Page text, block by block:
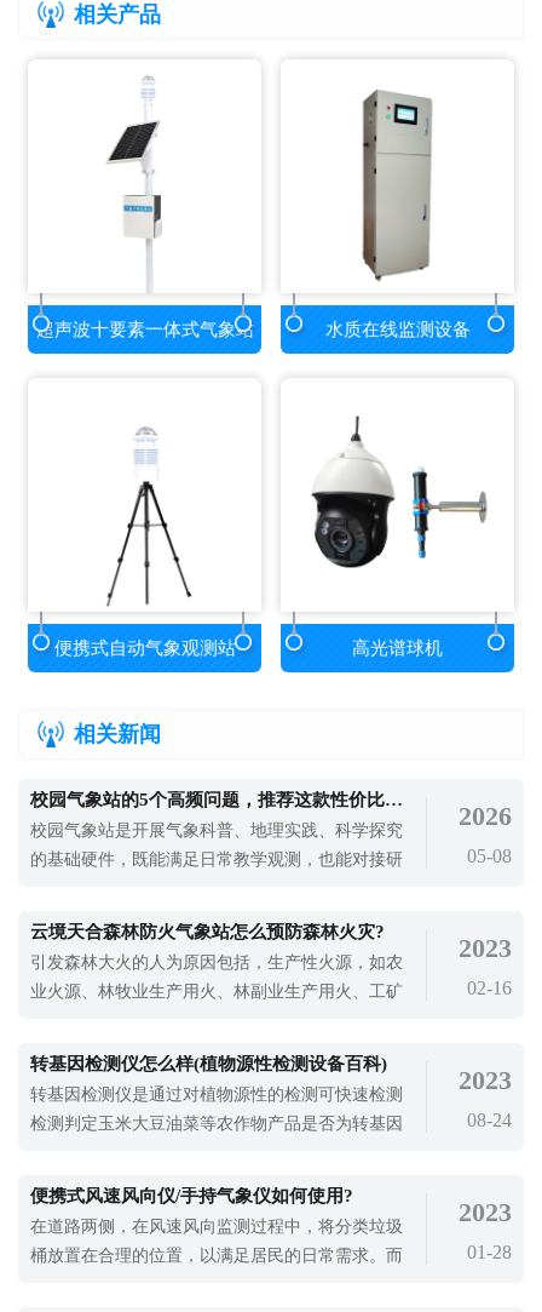
相关产品
超声波十要素一体式气象站 水质在线监测设备
便携式自动气象观测站 高光谱球机
相关新闻
校园气象站的5个高频问题，推荐这款性价比高的设备
校园气象站是开展气象科普、地理实践、科学探究
的基础硬件，既能满足日常教学观测，也能对接研
下面集中解答。Q1：校园气象站一般能测哪些参
数？核心覆盖多类气象、土壤、空气质量相关参
数，常规配置可满足教学与基础科研，具体可测
2026
05-08
云境天合森林防火气象站怎么预防森林火灾?
引发森林大火的人为原因包括，生产性火源，如农
业火源、林牧业生产用火、林副业生产用火、工矿
炮、礼花等。这些都是引发森林火灾的人为原因，
而自然原因也是很多的，所以，为了预防森林大火
的发生，我们需要使用森林防火气象站。
2023
02-16
转基因检测仪怎么样(植物源性检测设备百科)
转基因检测仪是通过对植物源性的检测可快速检测
检测判定玉米大豆油菜等农作物产品是否为转基因
体系主要集中在解决食品问题上。建立产品供应问
题的，对食品质量安全的重视程度不够。我国食品
工业在原材料供应、生产环境、加工、包
2023
08-24
便携式风速风向仪/手持气象仪如何使用?
在道路两侧，在风速风向监测过程中，将分类垃圾
桶放置在合理的位置，以满足居民的日常需求。而
2023
01-28